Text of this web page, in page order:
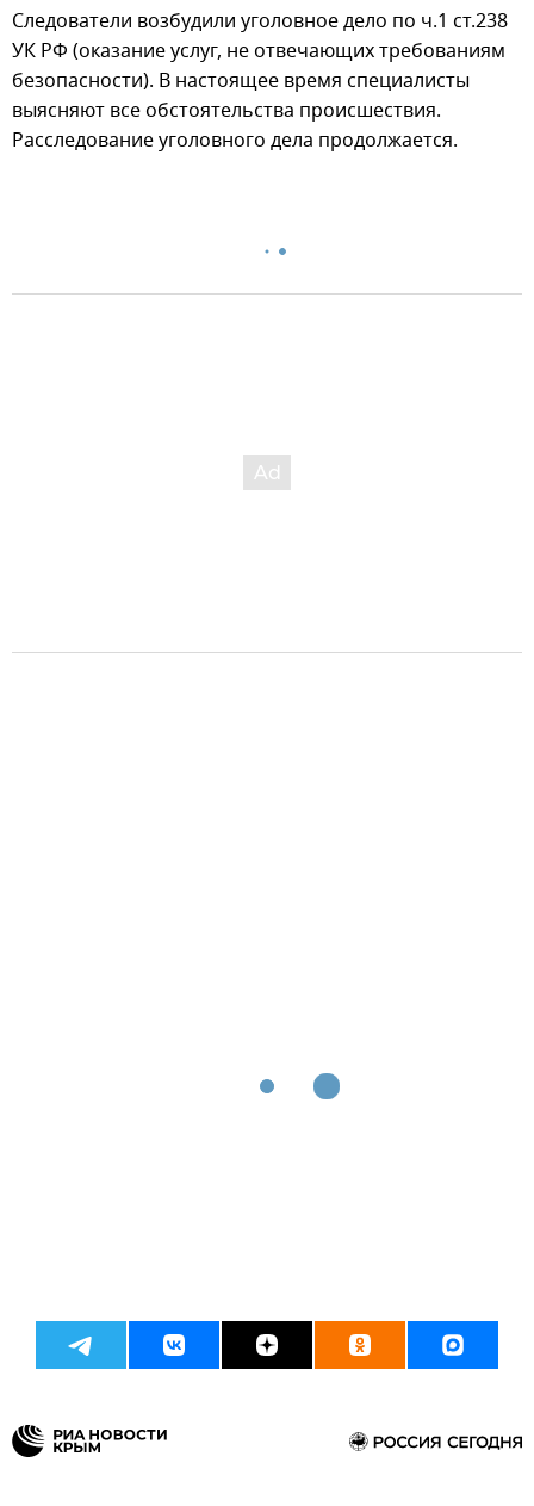
Следователи возбудили уголовное дело по ч.1 ст.238
УК РФ (оказание услуг, не отвечающих требованиям
безопасности). В настоящее время специалисты
выясняют все обстоятельства происшествия.
Расследование уголовного дела продолжается.